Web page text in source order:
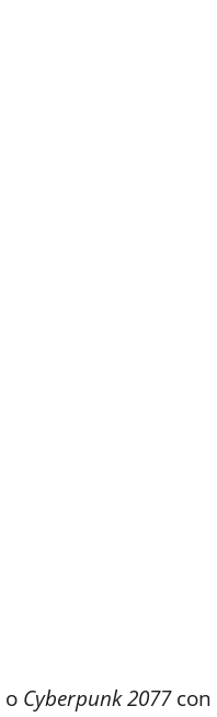
o Cyberpunk 2077con